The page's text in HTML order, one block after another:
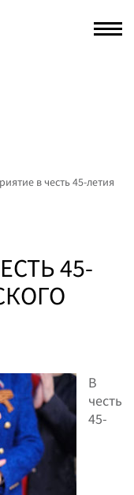
в честь 45-летия
45-
В
честь
45-